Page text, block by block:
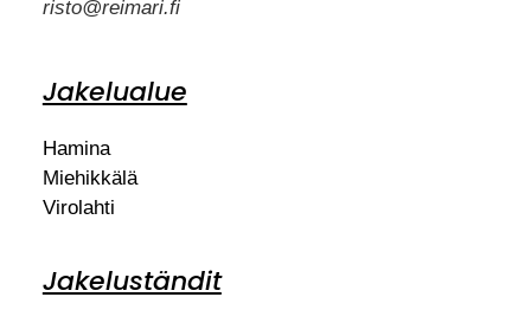
risto@reimari.fi
Jakelualue
Hamina
Miehikkälä
Virolahti
Jakeluständit